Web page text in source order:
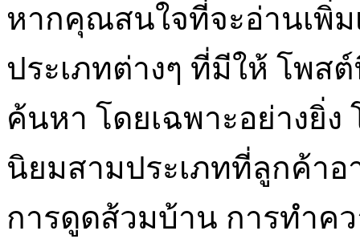
หากคุณสนใจที่จะอ่านเพิ่ม
ประเภทต่างๆ ที่มีให้ โพ
ค้นหา โดยเฉพาะอย่างยิ่
นิยมสามประเภทที่ลูกค้าอ
การดูดส้วมบ้าน การทำค